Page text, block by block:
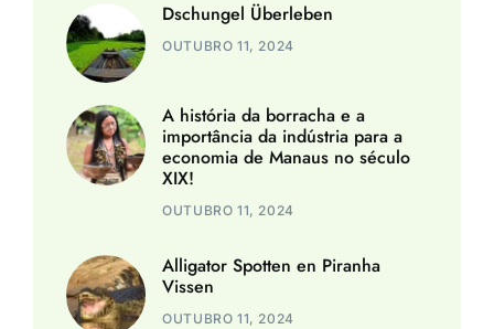
Dschungel Überleben
OUTUBRO 11, 2024
A história da borracha e a
importância da indústria para a
economia de Manaus no século
XIX!
OUTUBRO 11, 2024
Alligator Spotten en Piranha
Vissen
OUTUBRO 11, 2024